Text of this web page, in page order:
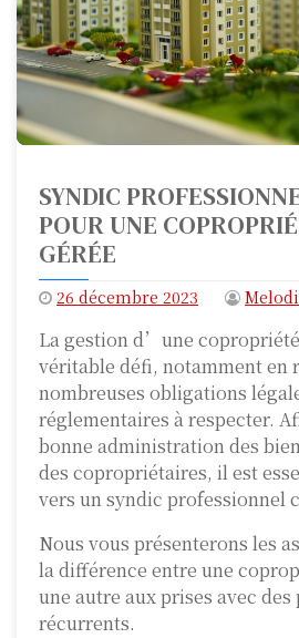
SYNDIC
POUR UNE
GÉRÉE
26 décembre 2023
La gestion d’une
véritable défi, notamment en
nombreuses obligations
réglementaires à respecter.
bonne administration des
des copropriétaires, il est
vers un syndic professionnel
Nous vous présenterons les
la différence entre une
une autre aux prises avec des
récurrents.